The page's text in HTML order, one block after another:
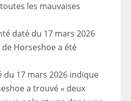
les mauvaises
17 mars 2026 indique
a trouvé « deux